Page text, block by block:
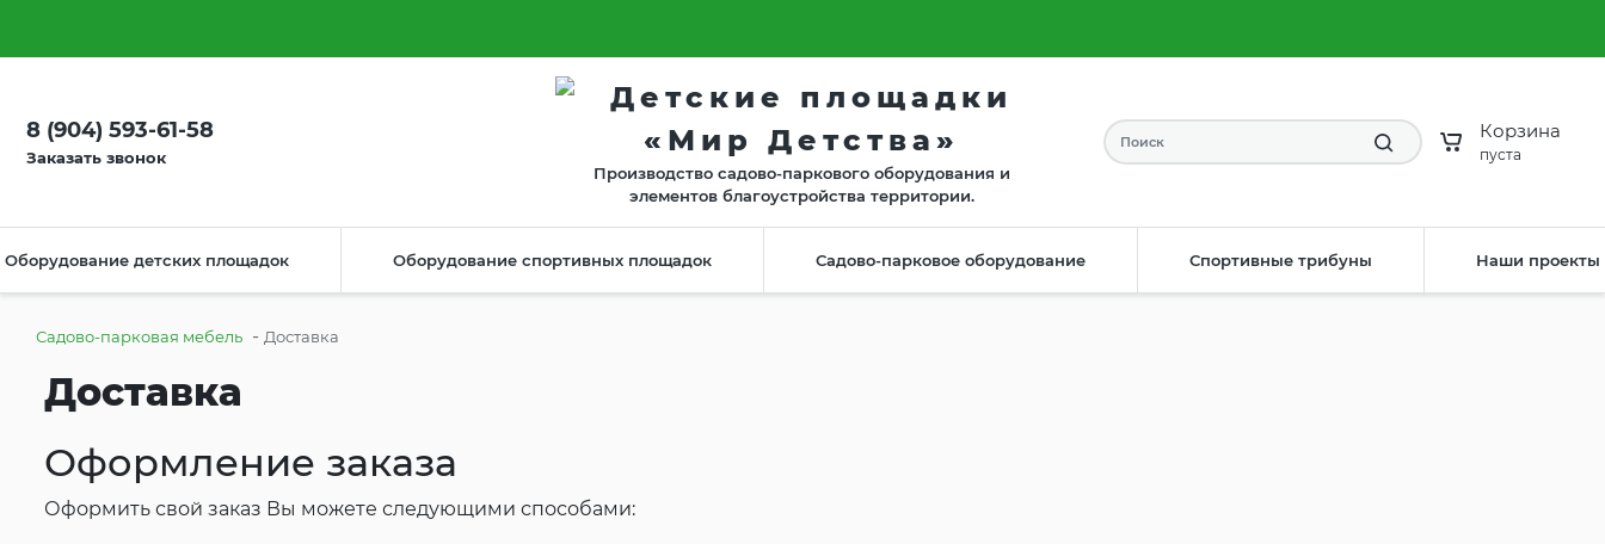
8 (904) 593-61-58
Заказать звонок
Производство садово-паркового оборудования и
элементов благоустройства территории.
Корзина
пуста
Оборудование детских площадок Оборудование спортивных площадок Садово-парковое оборудование Спортивные трибуны Наши проекты
Садово-парковая мебель - Доставка
Доставка
Оформление заказа
Оформить свой заказ Вы можете следующими способами: